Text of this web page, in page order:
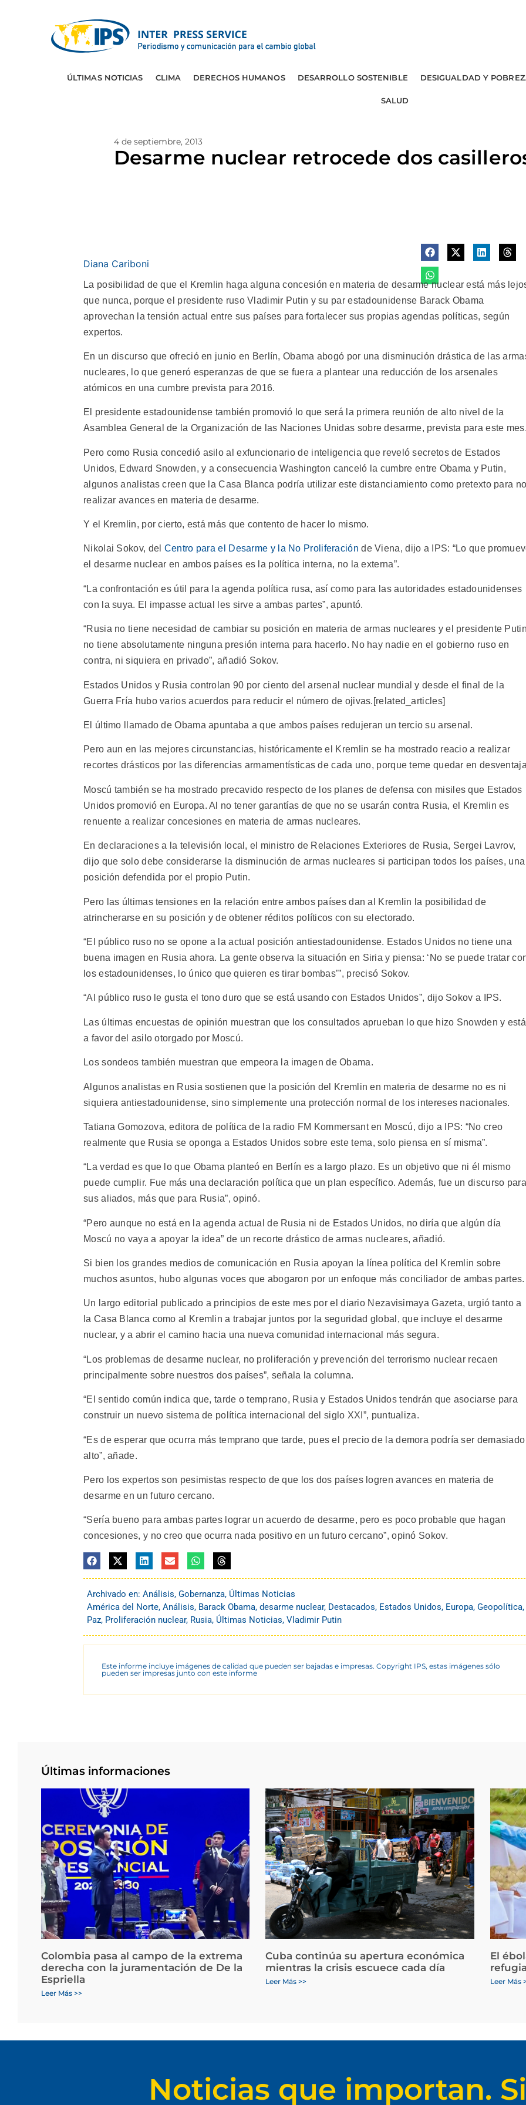
ÚLTIMAS NOTICIAS CLIMA DERECHOS HUMANOS DESARROLLO SOSTENIBLE DESIGUALDAD Y
SALUD
4 de septiembre, 2013
Desarme nuclear retrocede dos
Diana Cariboni
La posibilidad de que el Kremlin haga alguna concesión en materia de desarme nuclear está más
que nunca, porque el presidente ruso Vladimir Putin y su par estadounidense Barack Obama
aprovechan la tensión actual entre sus países para fortalecer sus propias agendas políticas, según
expertos.
En un discurso que ofreció en junio en Berlín, Obama abogó por una disminución drástica de las
nucleares, lo que generó esperanzas de que se fuera a plantear una reducción de los arsenales
atómicos en una cumbre prevista para 2016.
El presidente estadounidense también promovió lo que será la primera reunión de alto nivel de la
Asamblea General de la Organización de las Naciones Unidas sobre desarme, prevista para este
Pero como Rusia concedió asilo al exfuncionario de inteligencia que reveló secretos de Estados
Unidos, Edward Snowden, y a consecuencia Washington canceló la cumbre entre Obama y Putin,
algunos analistas creen que la Casa Blanca podría utilizar este distanciamiento como pretexto para
realizar avances en materia de desarme.
Y el Kremlin, por cierto, está más que contento de hacer lo mismo.
Nikolai Sokov, del Centro para el Desarme y la No Proliferación de Viena, dijo a IPS: “Lo que
el desarme nuclear en ambos países es la política interna, no la externa”.
“La confrontación es útil para la agenda política rusa, así como para las autoridades estadounidenses
con la suya. El impasse actual les sirve a ambas partes”, apuntó.
“Rusia no tiene necesidad de cambiar su posición en materia de armas nucleares y el presidente
no tiene absolutamente ninguna presión interna para hacerlo. No hay nadie en el gobierno ruso en
contra, ni siquiera en privado”, añadió Sokov.
Estados Unidos y Rusia controlan 90 por ciento del arsenal nuclear mundial y desde el final de la
Guerra Fría hubo varios acuerdos para reducir el número de ojivas.[related_articles]
El último llamado de Obama apuntaba a que ambos países redujeran un tercio su arsenal.
Pero aun en las mejores circunstancias, históricamente el Kremlin se ha mostrado reacio a realizar
recortes drásticos por las diferencias armamentísticas de cada uno, porque teme quedar en
Moscú también se ha mostrado precavido respecto de los planes de defensa con misiles que Estados
Unidos promovió en Europa. Al no tener garantías de que no se usarán contra Rusia, el Kremlin es
renuente a realizar concesiones en materia de armas nucleares.
En declaraciones a la televisión local, el ministro de Relaciones Exteriores de Rusia, Sergei Lavrov,
dijo que solo debe considerarse la disminución de armas nucleares si participan todos los países, una
posición defendida por el propio Putin.
Pero las últimas tensiones en la relación entre ambos países dan al Kremlin la posibilidad de
atrincherarse en su posición y de obtener réditos políticos con su electorado.
“El público ruso no se opone a la actual posición antiestadounidense. Estados Unidos no tiene una
buena imagen en Rusia ahora. La gente observa la situación en Siria y piensa: ‘No se puede tratar
los estadounidenses, lo único que quieren es tirar bombas’”, precisó Sokov.
“Al público ruso le gusta el tono duro que se está usando con Estados Unidos”, dijo Sokov a IPS.
Las últimas encuestas de opinión muestran que los consultados aprueban lo que hizo Snowden y
a favor del asilo otorgado por Moscú.
Los sondeos también muestran que empeora la imagen de Obama.
Algunos analistas en Rusia sostienen que la posición del Kremlin en materia de desarme no es ni
siquiera antiestadounidense, sino simplemente una protección normal de los intereses nacionales.
Tatiana Gomozova, editora de política de la radio FM Kommersant en Moscú, dijo a IPS: “No creo
realmente que Rusia se oponga a Estados Unidos sobre este tema, solo piensa en sí misma”.
“La verdad es que lo que Obama planteó en Berlín es a largo plazo. Es un objetivo que ni él mismo
puede cumplir. Fue más una declaración política que un plan específico. Además, fue un discurso para
sus aliados, más que para Rusia”, opinó.
“Pero aunque no está en la agenda actual de Rusia ni de Estados Unidos, no diría que algún día
Moscú no vaya a apoyar la idea” de un recorte drástico de armas nucleares, añadió.
Si bien los grandes medios de comunicación en Rusia apoyan la línea política del Kremlin sobre
muchos asuntos, hubo algunas voces que abogaron por un enfoque más conciliador de ambas partes.
Un largo editorial publicado a principios de este mes por el diario Nezavisimaya Gazeta, urgió tanto a
la Casa Blanca como al Kremlin a trabajar juntos por la seguridad global, que incluye el desarme
nuclear, y a abrir el camino hacia una nueva comunidad internacional más segura.
“Los problemas de desarme nuclear, no proliferación y prevención del terrorismo nuclear recaen
principalmente sobre nuestros dos países”, señala la columna.
“El sentido común indica que, tarde o temprano, Rusia y Estados Unidos tendrán que asociarse para
construir un nuevo sistema de política internacional del siglo XXI”, puntualiza.
“Es de esperar que ocurra más temprano que tarde, pues el precio de la demora podría ser demasiado
alto”, añade.
Pero los expertos son pesimistas respecto de que los dos países logren avances en materia de
desarme en un futuro cercano.
“Sería bueno para ambas partes lograr un acuerdo de desarme, pero es poco probable que hagan
concesiones, y no creo que ocurra nada positivo en un futuro cercano”, opinó Sokov.
Archivado en: Análisis, Gobernanza, Últimas Noticias
América del Norte, Análisis, Barack Obama, desarme nuclear, Destacados, Estados Unidos, Europa, Geopolítica,
Paz, Proliferación nuclear, Rusia, Últimas Noticias, Vladimir Putin
Este informe incluye imágenes de calidad que pueden ser bajadas e impresas. Copyright IPS, estas imágenes sólo
pueden ser impresas junto con este informe
Últimas informaciones
Colombia pasa al campo de la extrema
derecha con la juramentación de De la
Espriella
Leer Más >>
Cuba continúa su apertura económica
mientras la crisis escuece cada día
Leer Más >>
El
Leer Más
Noticias que importan.